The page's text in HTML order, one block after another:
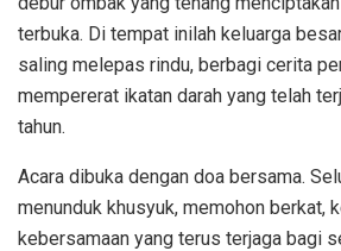
terbuka. Di tempat inilah keluarga
saling melepas rindu, berbagi cerita
mempererat ikatan darah yang telah
tahun.
Acara dibuka dengan doa bersama.
menunduk khusyuk, memohon berkat,
kebersamaan yang terus terjaga bagi